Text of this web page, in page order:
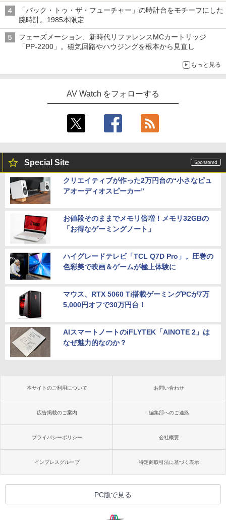
「バック・トゥ・ザ・フューチャー」の時計台をモチーフにした
腕時計。1985本限定
フェーズメーション、新時代リファレンスMCカートリッジ
「PP-2200」。磁気回路やハウジングを根本から見直し
もっと見る
AV Watch をフォローする
Special Site
クリエイティブが作った2万円台の“小さなピュ
アオーディオスピーカー”
お値段そのままでメモリ倍増！メモリ32GBの
「お得なゲーミングノート」
ハイグレードテレビ「TCL Q7D Pro」。圧巻の
色彩美で映画＆ゲームが極上体験に
マウス、RTX 5060 Ti搭載ゲーミングPCが7万
5,000円オフで30万円台！
AIスマートノートのiFLYTEK「AINOTE 2」は
なぜ魅力的なのか？
本サイトのご利用について お問い合わせ
広告掲載のご案内 編集部へのご連絡
プライバシーポリシー 会社概要
インプレスグループ 特定商取引法に基づく表示
PC版で見る